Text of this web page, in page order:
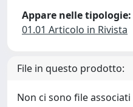
Appare nelle tipologie:
01.01 Articolo in Rivista
File in questo prodotto:
Non ci sono file